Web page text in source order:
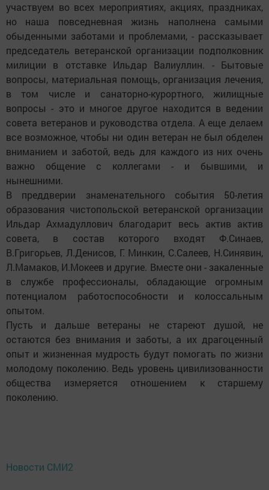
участвуем во всех мероприятиях, акциях, праздниках,
но наша повседневная жизнь наполнена самыми
обыденными заботами и проблемами, - рассказывает
председатель ветеранской организации подполковник
милиции в отставке Ильдар Валиуллин. - Бытовые
вопросы, материальная помощь, организация лечения,
в том числе и санаторно-курортного, жилищные
вопросы - это и многое другое находится в ведении
совета ветеранов и руководства отдела. А еще делаем
все возможное, чтобы ни один ветеран не был обделен
вниманием и заботой, ведь для каждого из них очень
важно общение с коллегами - и бывшими, и
нынешними.
В преддверии знаменательного события 50-летия
образования чистопольской ветеранской организации
Ильдар Ахмадуллович благодарит весь актив актив
совета, в состав которого входят Ф.Синаев,
В.Григорьев, Л.Денисов, Г. Минкин, С.Салеев, Н.Синявин,
Л.Мамаков, И.Мокеев и другие. Вместе они - закаленные
в службе профессионалы, обладающие огромным
потенциалом работоспособности и колоссальным
опытом.
Пусть и дальше ветераны не стареют душой, не
остаются без внимания и заботы, а их драгоценный
опыт и жизненная мудрость будут помогать по жизни
молодому поколению. Ведь уровень цивилизованности
общества измеряется отношением к старшему
поколению.
Новости СМИ2